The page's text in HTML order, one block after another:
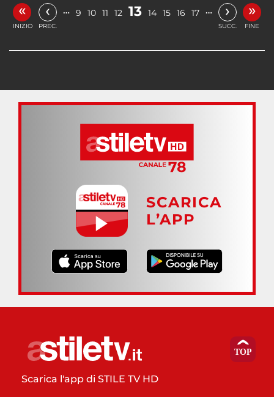
«
INIZIO
‹
PREC.
… 9 10 11 12 13 14 15 16 17 … ›
SUCC.
»
FINE
SCARICA
L’APP
Scarica l'app di STILE TV HD